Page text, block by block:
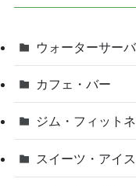
ウォーターサー
カフェ・バー
ジム・フィット
スイーツ・アイス